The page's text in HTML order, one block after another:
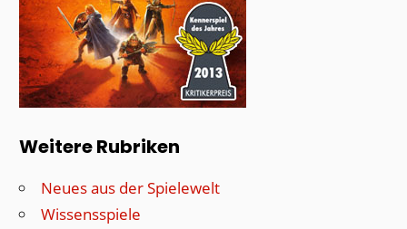
Weitere Rubriken
Neues aus der Spielewelt
Wissensspiele